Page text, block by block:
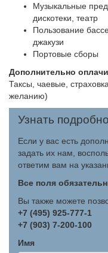
Музыкальные
дискотеки, театр
Пользование
джакузи
Портовые сборы
Дополнительно
Таксы, чаевые,
желанию)
Узнать
Если у вас есть
задать их нам,
ответим вам на
Все поля
Вы также можете
+7 (495) 925-777-1
+7 (903) 7-200-100
Имя